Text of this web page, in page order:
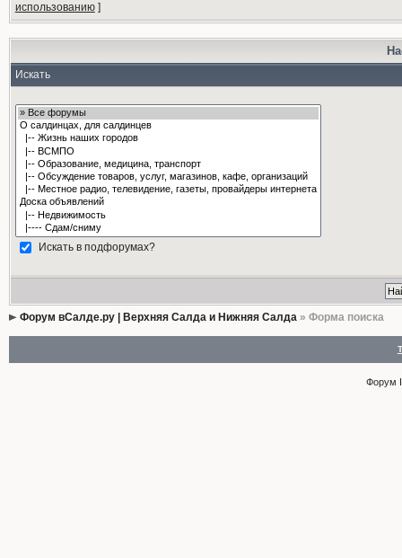
использованию]
Искать
Искать в подфорумах?
Форум вСалде.ру | Верхняя Салда и Нижняя Салда» Форма поиска
Форум